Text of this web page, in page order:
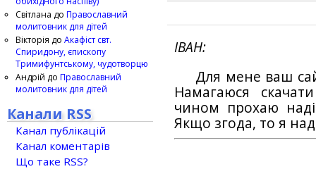
ІВАН
Для мене ваш
Намагаюся
чином прохаю
Якщо згода, то я
Світлана до Православний
молитовник для дітей
Вікторія до Акафіст свт.
Спиридону, єпископу
Тримифунтському, чудотворцю
Андрій до Православний
молитовник для дітей
Канали RSS
Канал публікацій
Канал коментарів
Що таке RSS?